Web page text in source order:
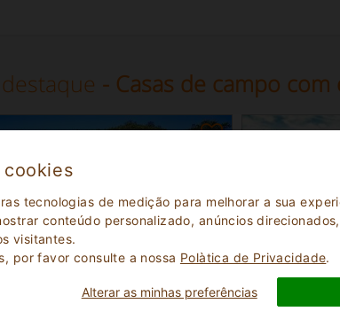
cookies
tecnologias de medição para melhorar a sua
conteúdo personalizado, anúncios
visitantes.
por favor consulte a nossa Polà­tica de Privacidade.
Alterar as minhas preferências
- Casas de campo